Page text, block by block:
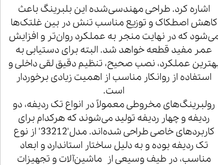
اشاره کرد. طراحی مهندسی‌شده این بلبرینگ باعث
کاهش اصطکاک و توزیع مناسب تنش در بین غلتک‌ها
که در نهایت منجر به عملکرد روان‌تر و افزایش
عمر مفید قطعه خواهد شد. البته برای دستیابی به
عملکرد، نصب صحیح، تنظیم دقیق لقی داخلی و
استفاده از روانکار مناسب از اهمیت زیادی برخوردار
است.
رولبرینگ‌های مخروطی معمولاً در انواع تک ردیفه، دو
ردیفه و چهار ردیفه تولید می‌شوند که هرکدام برای
کاربردهای خاصی طراحی شده‌اند. مدل'33212' از نوع
تک ردیفه بوده و به دلیل ساختار استاندارد و ابعاد
مناسب، در طیف وسیعی از ماشین‌آلات و تجهیزات